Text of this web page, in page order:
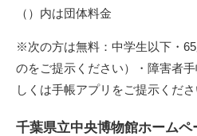
（）内は団体料金
※次の方は無料：中学生以下・
のをご提示ください）・障害者
しくは手帳アプリをご提示くだ
千葉県立中央博物館ホームペ